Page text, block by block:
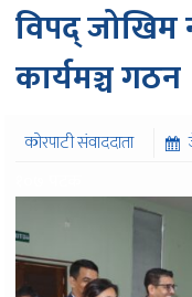
विपद् जोखिम
कार्यमञ्च गठन
कोरपाटी संवाददाता